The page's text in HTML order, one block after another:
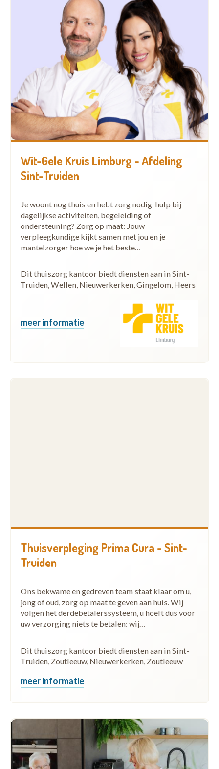
Wit-Gele Kruis Limburg - Afdeling
Sint-Truiden
Je woont nog thuis en hebt zorg nodig, hulp bij
dagelijkse activiteiten, begeleiding of
ondersteuning? Zorg op maat: Jouw
verpleegkundige kijkt samen met jou en je
mantelzorger hoe we je het beste…
Dit thuiszorg kantoor biedt diensten aan in Sint-
Truiden, Wellen, Nieuwerkerken, Gingelom, Heers
meer informatie
Thuisverpleging Prima Cura - Sint-
Truiden
Ons bekwame en gedreven team staat klaar om u,
jong of oud, zorg op maat te geven aan huis. Wij
volgen het derdebetalerssysteem, u hoeft dus voor
uw verzorging niets te betalen: wij…
Dit thuiszorg kantoor biedt diensten aan in Sint-
Truiden, Zoutleeuw, Nieuwerkerken, Zoutleeuw
meer informatie